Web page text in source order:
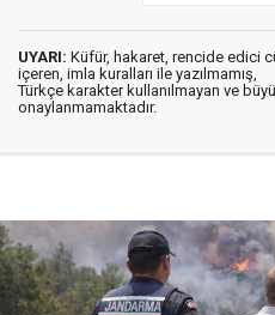
UYARI: Küfür, hakaret, rencide edici
içeren, imla kuralları ile yazılmamış,
Türkçe karakter kullanılmayan ve
onaylanmamaktadır.